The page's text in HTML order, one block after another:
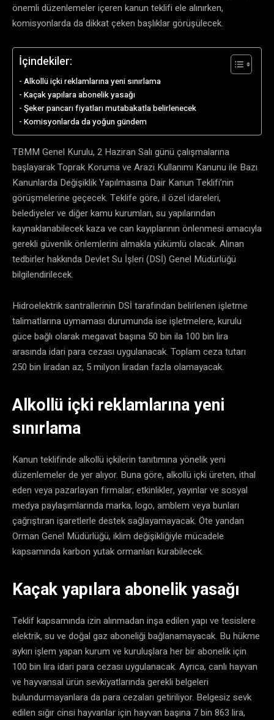
önemli düzenlemeler içeren kanun teklifi ele alınırken,
komisyonlarda da dikkat çeken başlıklar görüşülecek.
İçindekiler:
Alkollü içki reklamlarına yeni sınırlama
Kaçak yapılara abonelik yasağı
Şeker pancarı fiyatları mutabakatla belirlenecek
Komisyonlarda da yoğun gündem
TBMM Genel Kurulu, 2 Haziran Salı günü çalışmalarına
başlayarak Toprak Koruma ve Arazi Kullanımı Kanunu ile Bazı
Kanunlarda Değişiklik Yapılmasına Dair Kanun Teklifi’nin
görüşmelerine geçecek. Teklife göre, il özel idareleri,
belediyeler ve diğer kamu kurumları, su yapılarından
kaynaklanabilecek kaza ve can kayıplarının önlenmesi amacıyla
gerekli güvenlik önlemlerini almakla yükümlü olacak. Alınan
tedbirler hakkında Devlet Su İşleri (DSİ) Genel Müdürlüğü
bilgilendirilecek.
Hidroelektrik santrallerinin DSİ tarafından belirlenen işletme
talimatlarına uymaması durumunda ise işletmelere, kurulu
güce bağlı olarak megavat başına 50 bin ila 100 bin lira
arasında idari para cezası uygulanacak. Toplam ceza tutarı
250 bin liradan az, 5 milyon liradan fazla olamayacak.
Alkollü içki reklamlarına yeni
sınırlama
Kanun teklifinde alkollü içkilerin tanıtımına yönelik yeni
düzenlemeler de yer alıyor. Buna göre, alkollü içki üreten, ithal
eden veya pazarlayan firmalar; etkinlikler, yayınlar ve sosyal
medya paylaşımlarında marka, logo, amblem veya bunları
çağrıştıran işaretlerle destek sağlayamayacak. Öte yandan
Orman Genel Müdürlüğü, iklim değişikliğiyle mücadele
kapsamında karbon yutak ormanları kurabilecek.
Kaçak yapılara abonelik yasağı
Teklif kapsamında izin alınmadan inşa edilen yapı ve tesislere
elektrik, su ve doğal gaz aboneliği bağlanamayacak. Bu hükme
aykırı işlem yapan kurum ve kuruluşlara her bir abonelik için
100 bin lira idari para cezası uygulanacak. Ayrıca, canlı hayvan
ve hayvansal ürün sevkiyatlarında gerekli belgeleri
bulundurmayanlara da para cezaları getiriliyor. Belgesiz sevk
edilen sığır cinsi hayvanlar için hayvan başına 7 bin 863 lira,